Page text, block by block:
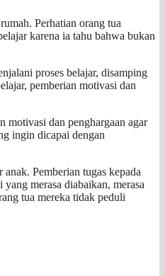
Perhatian orang tua
karena ia tahu bahwa bukan
proses belajar, disamping
pemberian motivasi dan
motivasi dan penghargaan agar
ingin dicapai dengan
Pemberian tugas kepada
merasa diabaikan, merasa
tua mereka tidak peduli